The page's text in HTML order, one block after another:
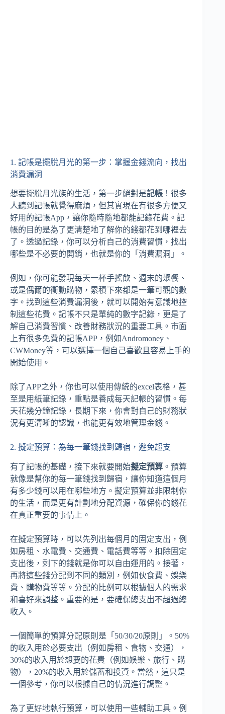
1. 記帳是擺脫月光的第一步：掌握金錢流向，找出
消費漏洞
想要擺脫月光族的生活，第一步絕對是記帳 ！很多
人聽到記帳就覺得麻煩，但其實現在有很多方便又
好用的記帳App，讓你隨時隨地都能記錄花費。記
帳的目的是為了更清楚地了解你的錢都花到哪裡去
了。透過記錄，你可以分析自己的消費習慣，找出
哪些是不必要的開銷，也就是你的「消費漏洞」。
例如，你可能發現每天一杯手搖飲、週末的聚餐、
或是偶爾的衝動購物，累積下來都是一筆可觀的數
字。找到這些消費漏洞後，就可以開始有意識地控
制這些花費。記帳不只是單純的數字記錄，更是了
解自己消費習慣、改善財務狀況的重要工具。市面
上有很多免費的記帳APP，例如Andromoney、
CWMoney等，可以選擇一個自己喜歡且容易上手的
開始使用。
除了APP之外，你也可以使用傳統的excel表格，甚
至是用紙筆記錄，重點是養成每天記帳的習慣。每
天花幾分鐘記錄，長期下來，你會對自己的財務狀
況有更清晰的認識，也能更有效地管理金錢。
2. 擬定預算：為每一筆錢找到歸宿，避免超支
有了記帳的基礎，接下來就要開始擬定預算 。預算
就像是幫你的每一筆錢找到歸宿，讓你知道這個月
有多少錢可以用在哪些地方。擬定預算並非限制你
的生活，而是更有計劃地分配資源，確保你的錢花
在真正重要的事情上。
在擬定預算時，可以先列出每個月的固定支出，例
如房租、水電費、交通費、電話費等等。扣除固定
支出後，剩下的錢就是你可以自由運用的。接著，
再將這些錢分配到不同的類別，例如伙食費、娛樂
費、購物費等等。分配的比例可以根據個人的需求
和喜好來調整。重要的是，要確保總支出不超過總
收入。
一個簡單的預算分配原則是「50/30/20原則」。50%
的收入用於必要支出（例如房租、食物、交通），
30%的收入用於想要的花費（例如娛樂、旅行、購
物），20%的收入用於儲蓄和投資。當然，這只是
一個參考，你可以根據自己的情況進行調整。
為了更好地執行預算，可以使用一些輔助工具。例